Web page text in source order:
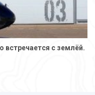
встречается с землёй.